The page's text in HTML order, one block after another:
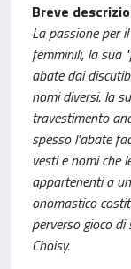
Breve
La passione per
femminili, la sua
abate dai
nomi diversi. la
travestimento
spesso l'abate
vesti e nomi che
appartenenti a
onomastico
perverso gioco
Choisy.